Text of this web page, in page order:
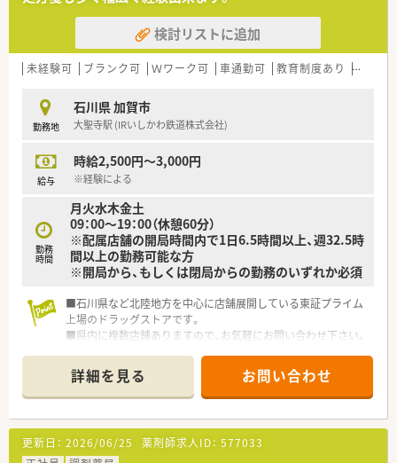
検討リストに追加
未経験可 ブランク可 Ｗワーク可 車通勤可 教育制度あり 大手チ
勤務地
石川県 加賀市
大聖寺駅 (IRいしかわ鉄道株式会社)
給与
時給2,500円～3,000円
※経験による
勤務
時間
月火水木金土
09：00～19：00（休憩60分）
※配属店舗の開局時間内で1日6.5時間以上、週32.5時
間以上の勤務可能な方
※開局から、もしくは閉局からの勤務のいずれか必須
■石川県など北陸地方を中心に店舗展開している東証プライム
上場のドラッグストアです。
■県内に複数店舗ありますので、お気軽にお問い合わせ下さい。
未経験の方やブランクのある方でも安心して就業いただけま
す。
詳細を見る お問い合わせ
更新日： 2026/06/25 薬剤師求人ID： 577033